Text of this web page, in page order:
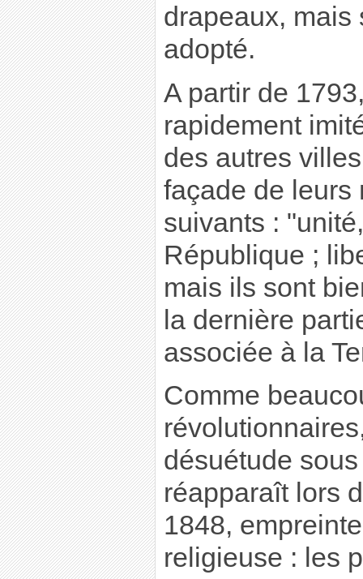
drapeaux, mais
adopté.
A partir de
rapidement
des autres
façade de leurs
suivants :
République ;
mais ils sont
la dernière
associée à la
Comme
désuétude
réapparaît lors
1848,
religieuse : les